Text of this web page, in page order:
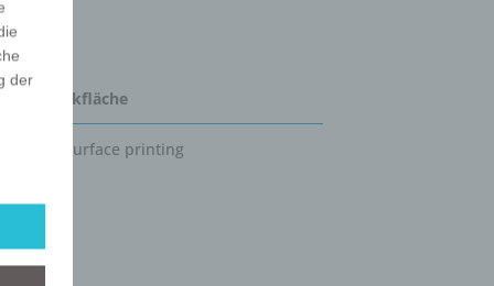
Druckfläche
full surface printing
der